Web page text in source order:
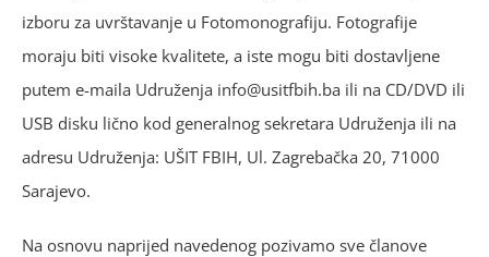
izboru za uvrštavanje u Fotomonografiju. Fotografije
moraju biti visoke kvalitete, a iste mogu biti dostavljene
putem e-maila Udruženja info@usitfbih.ba ili na CD/DVD ili
USB disku lično kod generalnog sekretara Udruženja ili na
adresu Udruženja: UŠIT FBIH, Ul. Zagrebačka 20, 71000
Sarajevo.
Na osnovu naprijed navedenog pozivamo sve članove